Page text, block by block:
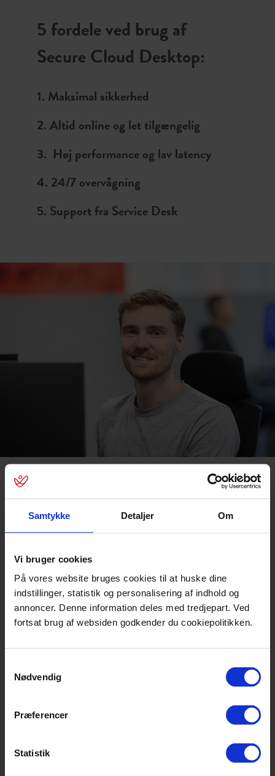
Samtykke Detaljer Om
Vi bruger cookies
På vores website bruges cookies til at huske dine
indstillinger, statistik og personalisering af indhold og
annoncer. Denne information deles med tredjepart. Ved
fortsat brug af websiden godkender du cookiepolitikken.
Nødvendig
Præferencer
Statistik
5 fordele ved brug af
Secure Cloud Desktop:
1. Maksimal sikkerhed
2. Altid online og let tilgængelig
3. Høj performance og lav latency
4. 24/7 overvågning
5. Support fra Service Desk
Vi hjælper jer med Secure
Cloud Desktop
Vores fjernskrivebord består af stærke,
dedikerede Cloud-servere, hvor applikationer
og data kan deles mellem kollegaer. Ligeledes
giver dette mulighed for at arbejde hjemmefra
- fra enhver PC eller Mac computer.
adgangsniveau til delte filer og applikationer.
Det giver jer ubegrænset fleksibilitet, hvilket er
kvalitet.
Kom godt i gang med Secure Cloud Desktop